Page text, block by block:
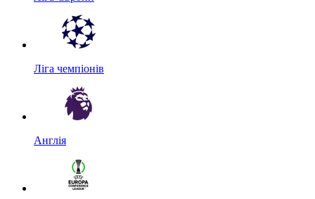
Ліга чемпіонів
Англія